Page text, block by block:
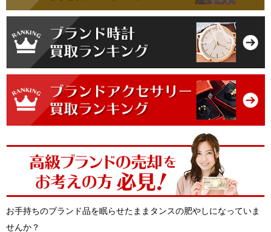
お手持ちのブランド品を眠らせたままタンスの肥やしになっていま
せんか？